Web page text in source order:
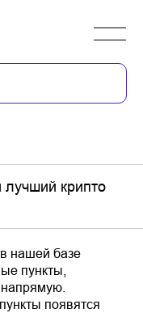
крипто
нашей базе
пункты,
появятся